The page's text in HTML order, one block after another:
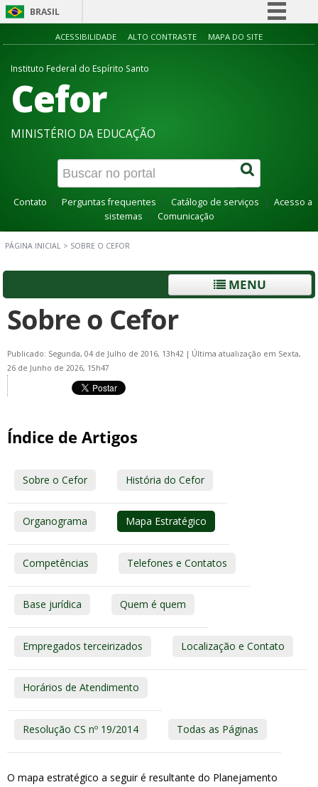
BRASIL
Simplifique!
ACESSIBILIDADE ALTO CONTRASTE MAPA DO SITE
Instituto Federal do Espírito Santo
Cefor
MINISTÉRIO DA EDUCAÇÃO
Contato Perguntas frequentes Catálogo de serviços
Acesso a
sistemas
Comunicação
PÁGINA INICIAL > SOBRE O CEFOR
MENU
Sobre o Cefor
Publicado: Segunda, 04 de Julho de 2016, 13h42 | Última atualização em Sexta,
26 de Junho de 2026, 15h47
Índice de Artigos
Sobre o Cefor História do Cefor
Organograma Mapa Estratégico
Competências Telefones e Contatos
Base jurídica Quem é quem
Empregados terceirizados Localização e Contato
Horários de Atendimento
Resolução CS nº 19/2014 Todas as Páginas
O mapa estratégico a seguir é resultante do Planejamento